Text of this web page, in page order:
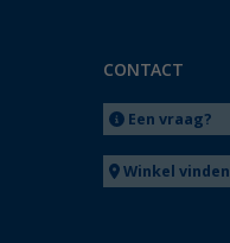
CONTACT
Een vraag?
Winkel vinden